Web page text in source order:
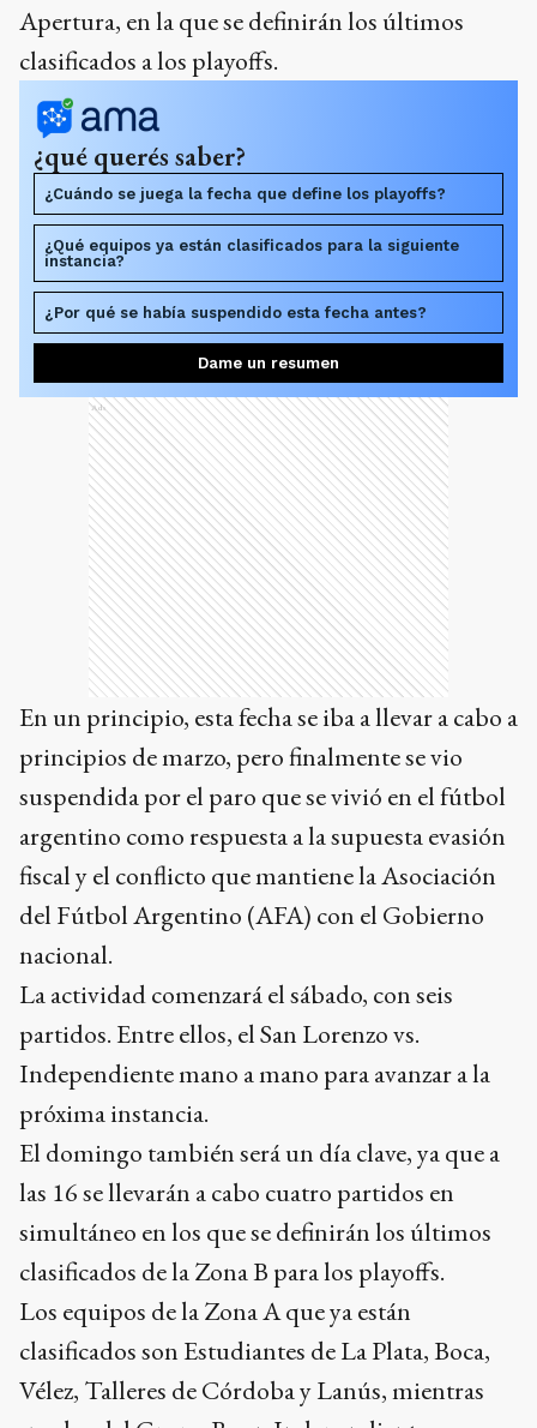
Apertura, en la que se definirán los últimos
clasificados a los playoffs.
¿qué querés saber?
¿Cuándo se juega la fecha que define los playoffs?
¿Qué equipos ya están clasificados para la siguiente
instancia?
¿Por qué se había suspendido esta fecha antes?
Dame un resumen
Ads
En un principio, esta fecha se iba a llevar a cabo a
principios de marzo, pero finalmente se vio
suspendida por el paro que se vivió en el fútbol
argentino como respuesta a la supuesta evasión
fiscal y el conflicto que mantiene la Asociación
del Fútbol Argentino (AFA) con el Gobierno
nacional.
La actividad comenzará el sábado, con seis
partidos. Entre ellos, el San Lorenzo vs.
Independiente mano a mano para avanzar a la
próxima instancia.
El domingo también será un día clave, ya que a
las 16 se llevarán a cabo cuatro partidos en
simultáneo en los que se definirán los últimos
clasificados de la Zona B para los playoffs.
Los equipos de la Zona A que ya están
clasificados son Estudiantes de La Plata, Boca,
Vélez, Talleres de Córdoba y Lanús, mientras